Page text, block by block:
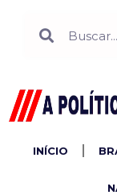
INÍCIO